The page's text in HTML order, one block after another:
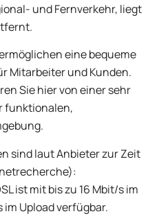
und Fernverkehr, liegt
eine bequeme
Mitarbeiter und Kunden.
Sie hier von einer sehr
funktionalen,
sind laut Anbieter zur Zeit
ist mit bis zu 16 Mbit/s im
im Upload verfügbar.